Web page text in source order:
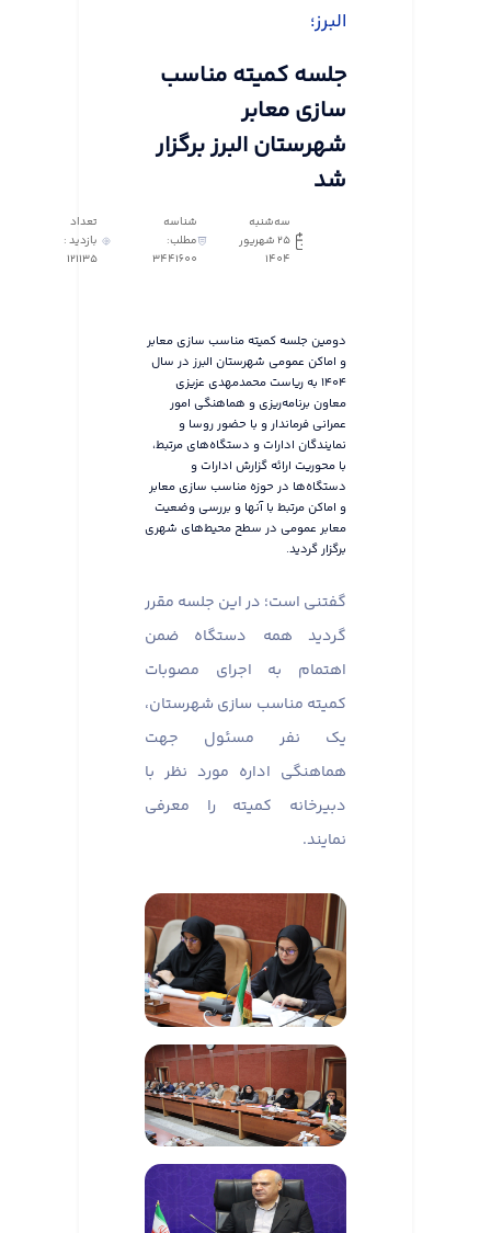
البرز؛
جلسه کمیته مناسب
سازی معابر
شهرستان البرز برگزار
شد
سه‌شنبه
25 شهریور
1404
شناسه
مطلب:
3441600
تعداد
بازدید :
121135
دومین جلسه کمیته مناسب سازی معابر
و اماکن عمومی شهرستان البرز در سال
۱۴۰۴ به ریاست محمدمهدی عزیزی
معاون برنامه‌ریزی و هماهنگی امور
عمرانی فرماندار و با حضور روسا و
نمایندگان ادارات و دستگاه‌های مرتبط،
با محوریت ارائه گزارش ادارات و
دستگاه‌ها در حوزه مناسب سازی معابر
و اماکن مرتبط با آنها و بررسی وضعیت
معابر عمومی در سطح محیط‌های شهری
برگزار گردید.
گفتنی است؛ در این جلسه مقرر
گردید همه دستگاه ضمن
اهتمام به اجرای مصوبات
کمیته مناسب سازی شهرستان،
یک نفر مسئول جهت
هماهنگی اداره مورد نظر با
دبیرخانه کمیته را معرفی
نمایند.